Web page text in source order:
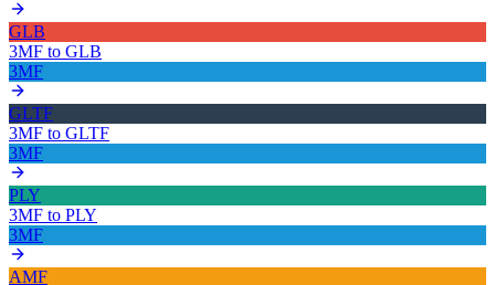
GLB
3MF to GLB
3MF
GLTF
3MF to GLTF
3MF
PLY
3MF to PLY
3MF
AMF